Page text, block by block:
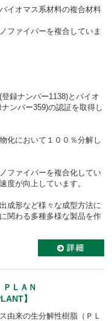
イオマス系材料の複合材料
ファイバーを複合していま
録ナンバー1138)とバイオ
ンバー359)の認証を取得し
化において１００％分解し
ファイバーを複合化してい
度が向上しています。
成形など様々な成型方法に
関わる多種多様な製品を作
ＬＡＮ
】
由来の生分解性樹脂（ＰＬ